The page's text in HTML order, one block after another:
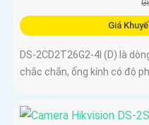
Giá
DS-2CD2T26G2-4I (D) là
chắc chắn, ống kính có độ